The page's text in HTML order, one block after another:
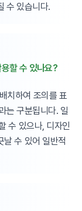
수 있습니다.
할 수 있나요?
치하여 조의를 표
는 구분됩니다. 일
수 있으나, 디자인
날 수 있어 일반적